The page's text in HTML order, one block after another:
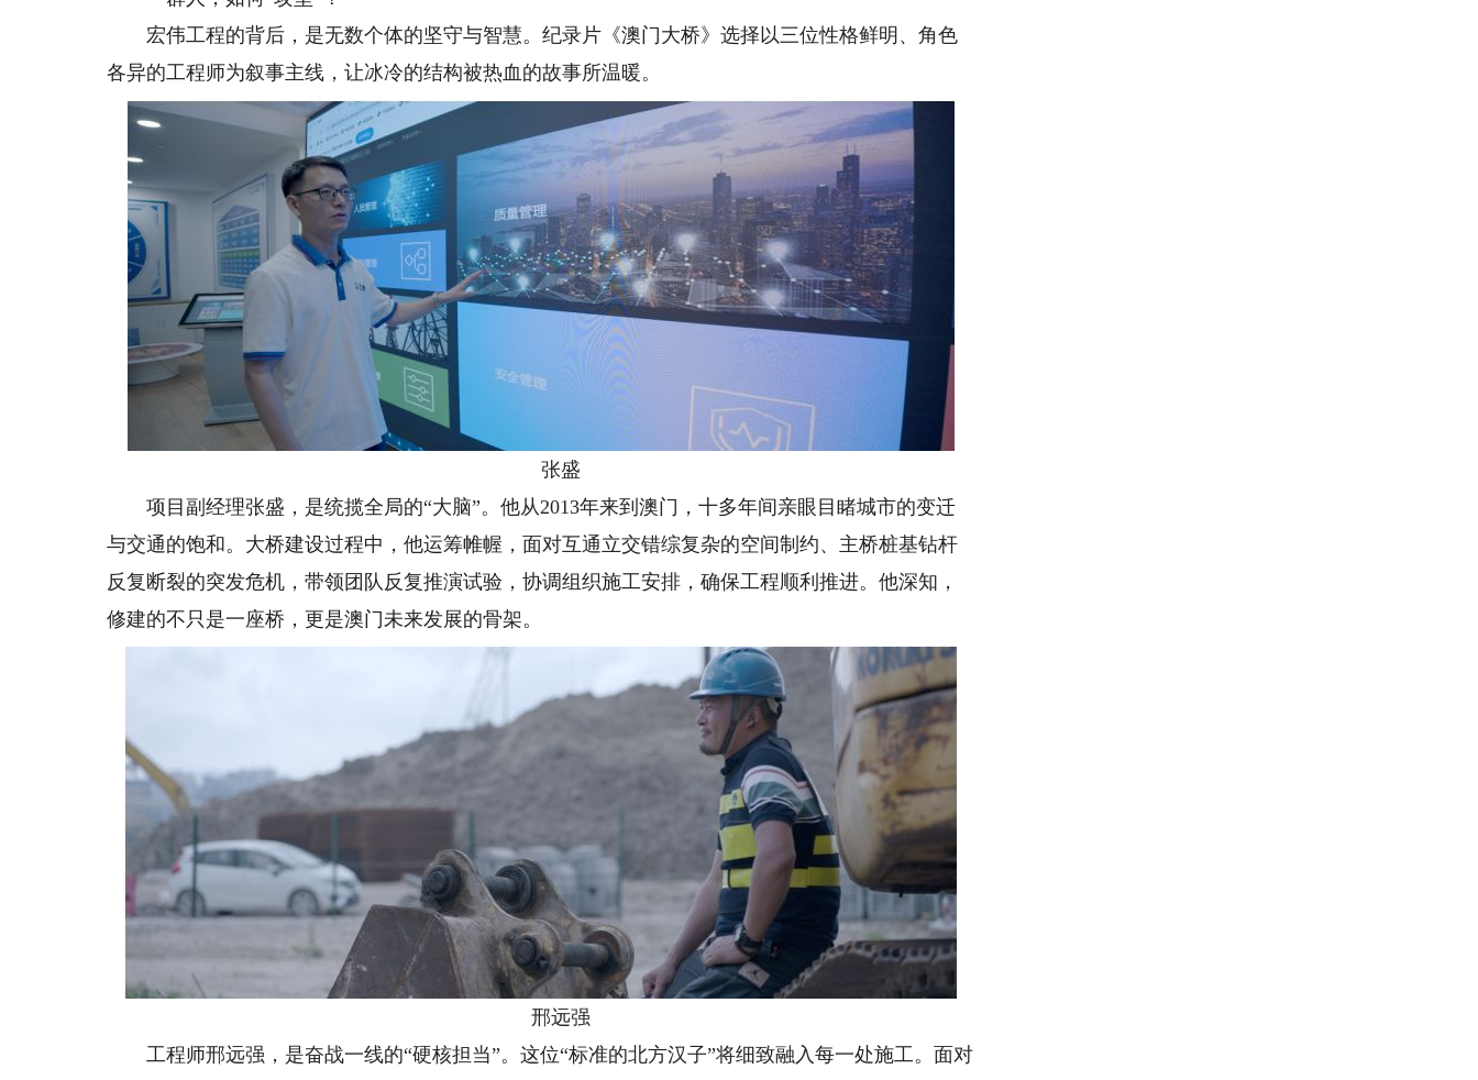
宏伟工程的背后，是无数个体的坚守与智慧。纪录片《澳门大桥》选择以三位性格鲜明、角色
各异的工程师为叙事主线，让冰冷的结构被热血的故事所温暖。
张盛
项目副经理张盛，是统揽全局的“大脑”。他从2013年来到澳门，十多年间亲眼目睹城市的变迁
与交通的饱和。大桥建设过程中，他运筹帷幄，面对互通立交错综复杂的空间制约、主桥桩基钻杆
反复断裂的突发危机，带领团队反复推演试验，协调组织施工安排，确保工程顺利推进。他深知，
修建的不只是一座桥，更是澳门未来发展的骨架。
邢远强
工程师邢远强，是奋战一线的“硬核担当”。这位“标准的北方汉子”将细致融入每一处施工。面对